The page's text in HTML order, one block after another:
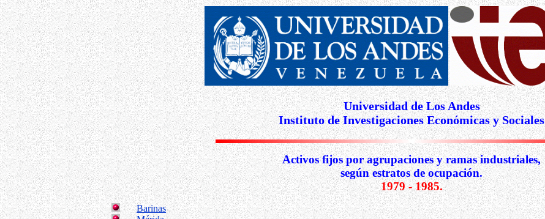
Universidad de Los Andes
Instituto de Investigaciones Económicas y Sociales
Activos fijos por agrupaciones y ramas industriales,
según estratos de ocupación.
1979 - 1985.
Barinas